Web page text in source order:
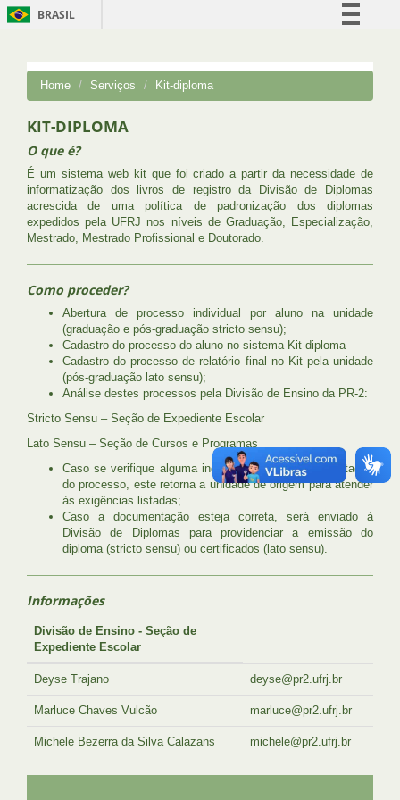
BRASIL
Comunica BR
Canais
Home Serviços Kit-diploma
KIT-DIPLOMA
O que é?
É um sistema web kit que foi criado a partir da necessidade de
informatização dos livros de registro da Divisão de Diplomas
acrescida de uma política de padronização dos diplomas
expedidos pela UFRJ nos níveis de Graduação, Especialização,
Mestrado, Mestrado Profissional e Doutorado.
Como proceder?
Abertura de processo individual por aluno na unidade
(graduação e pós-graduação stricto sensu);
Cadastro do processo do aluno no sistema Kit-diploma
Cadastro do processo de relatório final no Kit pela unidade
(pós-graduação lato sensu);
Análise destes processos pela Divisão de Ensino da PR-2:
Stricto Sensu – Seção de Expediente Escolar
Lato Sensu – Seção de Cursos e Programas
Caso se verifique alguma inconsistência na documentação
do processo, este retorna a unidade de origem para atender
às exigências listadas;
Caso a documentação esteja correta, será enviado à
Divisão de Diplomas para providenciar a emissão do
diploma (stricto sensu) ou certificados (lato sensu).
Informações
Divisão de Ensino - Seção de
Expediente Escolar
Deyse Trajano deyse@pr2.ufrj.br
Marluce Chaves Vulcão marluce@pr2.ufrj.br
Michele Bezerra da Silva Calazans michele@pr2.ufrj.br